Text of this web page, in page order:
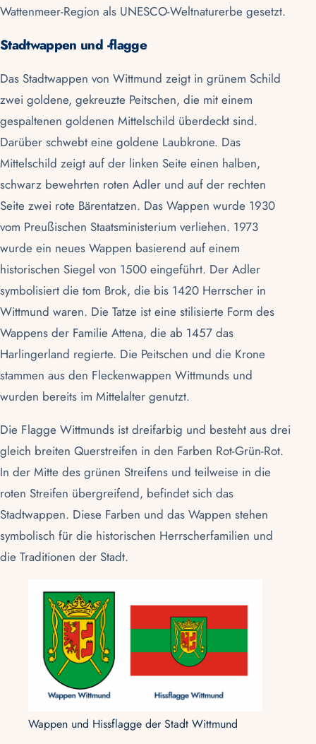
Wattenmeer-Region als UNESCO-Weltnaturerbe gesetzt.
Stadtwappen und -flagge
Das Stadtwappen von Wittmund zeigt in grünem Schild
zwei goldene, gekreuzte Peitschen, die mit einem
gespaltenen goldenen Mittelschild überdeckt sind.
Darüber schwebt eine goldene Laubkrone. Das
Mittelschild zeigt auf der linken Seite einen halben,
schwarz bewehrten roten Adler und auf der rechten
Seite zwei rote Bärentatzen. Das Wappen wurde 1930
vom Preußischen Staatsministerium verliehen. 1973
wurde ein neues Wappen basierend auf einem
historischen Siegel von 1500 eingeführt. Der Adler
symbolisiert die tom Brok, die bis 1420 Herrscher in
Wittmund waren. Die Tatze ist eine stilisierte Form des
Wappens der Familie Attena, die ab 1457 das
Harlingerland regierte. Die Peitschen und die Krone
stammen aus den Fleckenwappen Wittmunds und
wurden bereits im Mittelalter genutzt.
Die Flagge Wittmunds ist dreifarbig und besteht aus drei
gleich breiten Querstreifen in den Farben Rot-Grün-Rot.
In der Mitte des grünen Streifens und teilweise in die
roten Streifen übergreifend, befindet sich das
Stadtwappen. Diese Farben und das Wappen stehen
symbolisch für die historischen Herrscherfamilien und
die Traditionen der Stadt.
Wappen und Hissflagge der Stadt Wittmund